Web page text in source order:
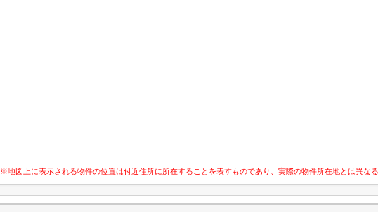
※地図上に表示される物件の位置は付近住所に所在することを表すものであり、実際の物件所在地とは異なる